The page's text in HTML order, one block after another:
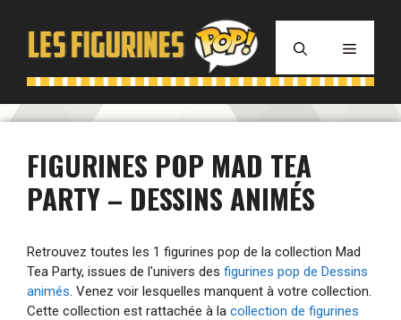
contenu
MENU
FIGURINES POP MAD TEA
PARTY – DESSINS ANIMÉS
Retrouvez toutes les 1 figurines pop de la collection Mad
Tea Party, issues de l'univers des figurines pop de Dessins
animés. Venez voir lesquelles manquent à votre collection.
Cette collection est rattachée à la collection de figurines